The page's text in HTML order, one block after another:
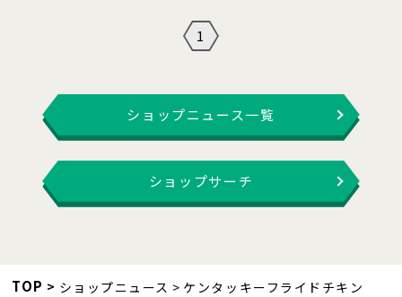
1
ショップニュース一覧
ショップサーチ
TOP ショップニュース ケンタッキーフライドチキン